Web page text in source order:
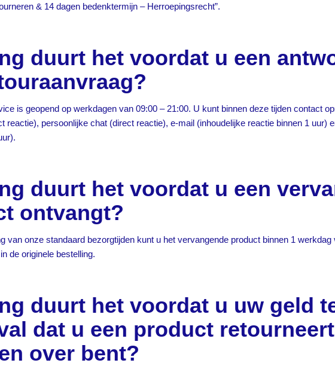
& 14 dagen bedenktermijn – Herroepingsrecht”.
duurt het voordat u een
is geopend op werkdagen van 09:00 – 21:00. U kunt binnen deze tijden contact
reactie), persoonlijke chat (direct reactie), e-mail (inhoudelijke reactie binnen 1 uur)
duurt het voordat u een
ontvangt?
van onze standaard bezorgtijden kunt u het vervangende product binnen 1
de originele bestelling.
duurt het voordat u uw geld
dat u een product
over bent?